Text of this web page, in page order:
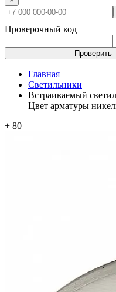
Проверочный код
Проверить
Главная
Светильники
Встраиваемый
Цвет арматуры
+ 80